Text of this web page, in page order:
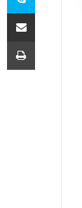
E-Posta ile paylaş